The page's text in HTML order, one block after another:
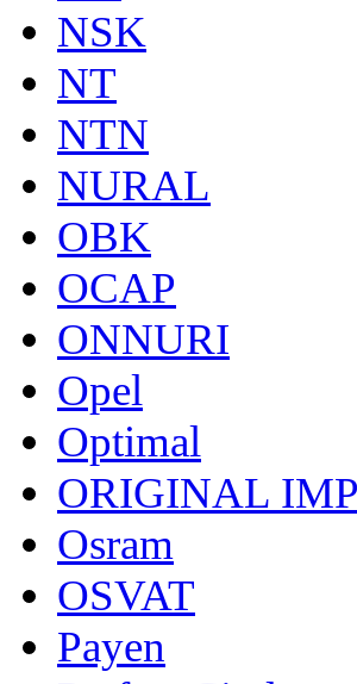
NSK
NT
NTN
NURAL
OBK
OCAP
ONNURI
Opel
Optimal
ORIGINAL
Osram
OSVAT
Payen